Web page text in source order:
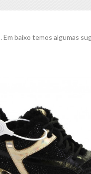
baixo temos algumas